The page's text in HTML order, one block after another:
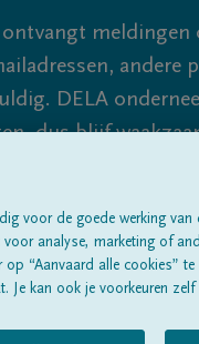
ontvangt meldingen
andere
DELA
dus blijf
Alle rouwberichten
voor de goede werking van
analyse, marketing of
“Aanvaard alle cookies” te
kan ook je voorkeuren zelf